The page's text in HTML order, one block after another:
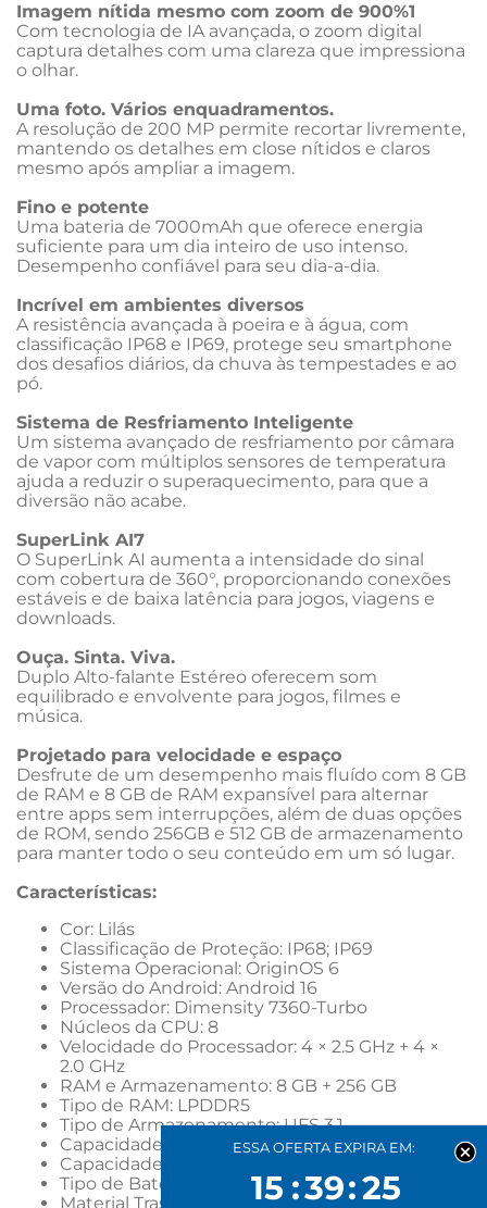
Imagem nítida mesmo com zoom de 900%1
Com tecnologia de IA avançada, o zoom digital
captura detalhes com uma clareza que impressiona
o olhar.
Uma foto. Vários enquadramentos.
A resolução de 200 MP permite recortar livremente,
mantendo os detalhes em close nítidos e claros
mesmo após ampliar a imagem.
Fino e potente
Uma bateria de 7000mAh que oferece energia
suficiente para um dia inteiro de uso intenso.
Desempenho confiável para seu dia-a-dia.
Incrível em ambientes diversos
A resistência avançada à poeira e à água, com
classificação IP68 e IP69, protege seu smartphone
dos desafios diários, da chuva às tempestades e ao
pó.
Sistema de Resfriamento Inteligente
Um sistema avançado de resfriamento por câmara
de vapor com múltiplos sensores de temperatura
ajuda a reduzir o superaquecimento, para que a
diversão não acabe.
SuperLink AI7
O SuperLink AI aumenta a intensidade do sinal
com cobertura de 360°, proporcionando conexões
estáveis e de baixa latência para jogos, viagens e
downloads.
Ouça. Sinta. Viva.
Duplo Alto-falante Estéreo oferecem som
equilibrado e envolvente para jogos, filmes e
música.
Projetado para velocidade e espaço
Desfrute de um desempenho mais fluído com 8 GB
de RAM e 8 GB de RAM expansível para alternar
entre apps sem interrupções, além de duas opções
de ROM, sendo 256GB e 512 GB de armazenamento
para manter todo o seu conteúdo em um só lugar.
Características:
Cor: Lilás
Classificação de Proteção: IP68; IP69
Sistema Operacional: OriginOS 6
Versão do Android: Android 16
Processador: Dimensity 7360-Turbo
Núcleos da CPU: 8
Velocidade do Processador: 4 × 2.5 GHz + 4 ×
2.0 GHz
RAM e Armazenamento: 8 GB + 256 GB
Tipo de RAM: LPDDR5
Tipo de Armazenamento: UFS 3.1
Capacidade da Bateria (Typical): 7000 mAh
Capacidade de Carregamento: 90W
Tipo de Bateria: Ions de Lítio
Material Traseiro: Plástico
ESSA OFERTA EXPIRA EM:
15 39 24